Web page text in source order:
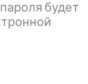
будет